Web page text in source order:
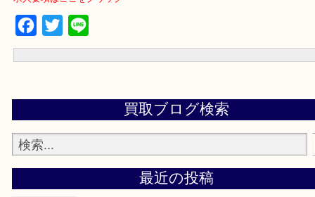
最後に当店では現在正社員を募集しておりますのでご興味ある方は
問合せください！！
求人要項はここをクリック
Facebook
Twitter
Line